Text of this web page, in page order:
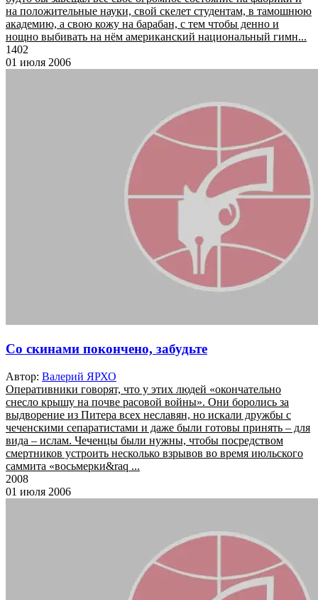
на положительные науки, свой скелет студентам, в тамошнюю
академию, а свою кожу на барабан, с тем чтобы денно и
нощно выбивать на нём американский национальный гимн...
1402
01 июля 2006
Со скинами покончено, забудьте
Автор: Валерий ЯРХО
Оперативники говорят, что у этих людей «окончательно
снесло крышу на почве расовой войны». Они боролись за
выдворение из Питера всех неславян, но искали дружбы с
чеченскими сепаратистами и даже были готовы принять – для
вида – ислам. Чеченцы были нужны, чтобы посредством
смертников устроить несколько взрывов во время июльского
саммита «восьмерки&raq ...
2008
01 июля 2006